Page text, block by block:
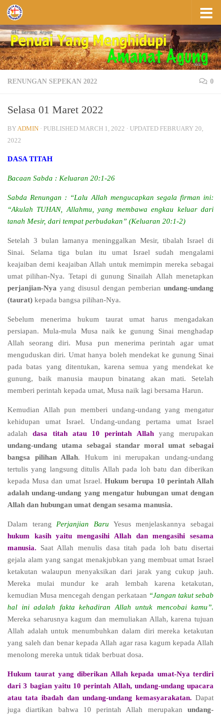
Skip to content
RENUNGAN SEPEKAN 2022 0
Selasa 01 Maret 2022
BYADMIN · PUBLISHED MARCH 1, 2022 · UPDATED FEBRUARY 20,
2022
DASA TITAH
Bacaan Sabda : Keluaran 20:1-26
Sabda Renungan : “Lalu Allah mengucapkan segala firman ini:
“Akulah TUHAN, Allahmu, yang membawa engkau keluar dari
tanah Mesir, dari tempat perbudakan” (Keluaran 20:1-2)
Setelah 3 bulan lamanya meninggalkan Mesir, tibalah Israel di
Sinai. Selama tiga bulan itu umat Israel sudah mengalami
keajaiban demi keajaiban Allah untuk memimpin mereka sebagai
umat pilihan-Nya. Tetapi di gunung Sinailah Allah menetapkan
perjanjian-Nya yang disusul dengan pemberian undang-undang
(taurat) kepada bangsa pilihan-Nya.
Sebelum menerima hukum taurat umat harus mengadakan
persiapan. Mula-mula Musa naik ke gunung Sinai menghadap
Allah seorang diri. Musa pun menerima perintah agar umat
menguduskan diri. Umat hanya boleh mendekat ke gunung Sinai
pada batas yang ditentukan, karena semua yang mendekat ke
gunung, baik manusia maupun binatang akan mati. Setelah
memberi perintah kepada umat, Musa naik lagi bersama Harun.
Kemudian Allah pun memberi undang-undang yang mengatur
kehidupan umat Israel. Undang-undang pertama umat Israel
adalahdasa titah atau 10 perintah Allahyang merupakan
undang-undang utama sebagai standar moral umat sebagai
bangsa pilihan Allah. Hukum ini merupakan undang-undang
tertulis yang langsung ditulis Allah pada loh batu dan diberikan
kepada Musa dan umat Israel.Hukum berupa 10 perintah Allah
adalah undang-undang yang mengatur hubungan umat dengan
Allah dan hubungan umat dengan sesama manusia.
Dalam terang Perjanjian Baru Yesus menjelaskannya sebagai
hukum kasih yaitu mengasihi Allah dan mengasihi sesama
manusia.
Saat Allah menulis dasa titah pada loh batu disertai
gejala alam yang sangat menakjubkan yang membuat umat Israel
ketakutan walaupun menyaksikan dari jarak yang cukup jauh.
Mereka mulai mundur ke arah lembah karena ketakutan,
kemudian Musa mencegah dengan perkataan “Jangan takut sebab
hal ini adalah fakta kehadiran Allah untuk mencobai kamu”.
Mereka seharusnya kagum dan memuliakan Allah, karena tujuan
Allah adalah untuk menumbuhkan dalam diri mereka ketakutan
yang saleh dan benar kepada Allah agar rasa kagum kepada Allah
menolong mereka untuk tidak berbuat dosa.
Hukum taurat yang diberikan Allah kepada umat-Nya terdiri
dari 3 bagian yaitu 10 perintah Allah, undang-undang upacara
atau tata ibadah dan undang-undang kemasyarakatan. Dapat
juga diartikan bahwa 10 perintah Allah merupakan undang-